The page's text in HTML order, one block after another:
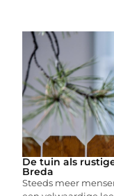
De tuin als
Breda
Steeds meer